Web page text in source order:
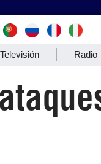
Televisión Radio